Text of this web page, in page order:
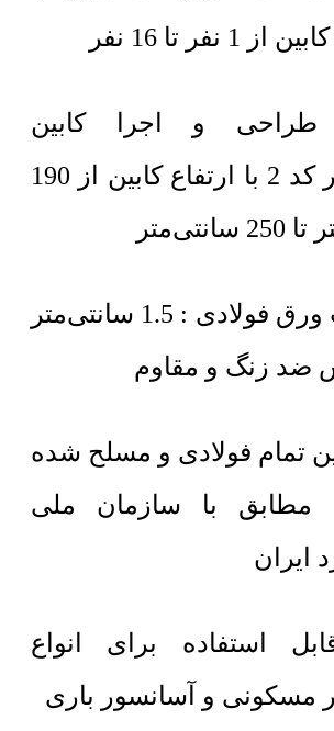
نفر تا 16 نفر
طراحی و اجرا کابین
آسانسور کد 2 با ارتفاع کابین از 190
ضخامت ورق فولادی : 1.5 سانتی‌متر
ضد زنگ و مقاوم
تمام فولادی و مسلح شده
مطابق با سازمان ملی
ایران
استفاده برای انواع
مسکونی و آسانسور باری